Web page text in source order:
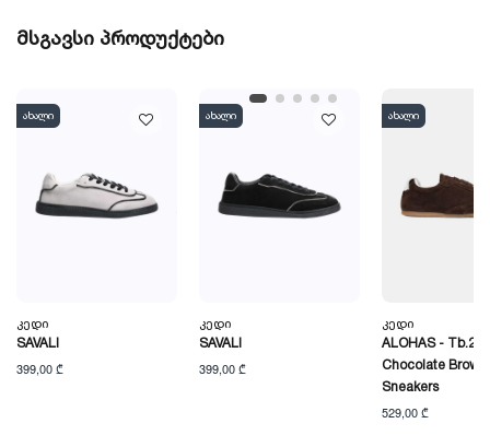
მსგავსი პროდუქტები
ახალი
Კედი
SAVALI
399,00 ₾
ახალი
Კედი
SAVALI
399,00 ₾
ახალი
Კედი
ALOHAS - Tb.24
Chocolate
Sneakers
529,00 ₾